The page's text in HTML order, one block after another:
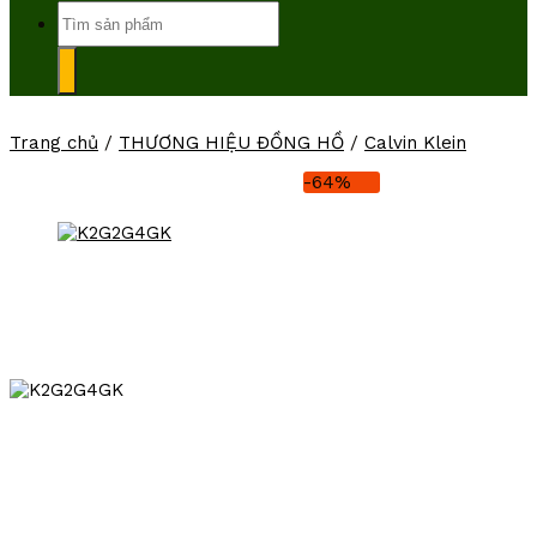
kiếm:
Trang chủ / THƯƠNG HIỆU ĐỒNG HỒ / Calvin Klein
-64%